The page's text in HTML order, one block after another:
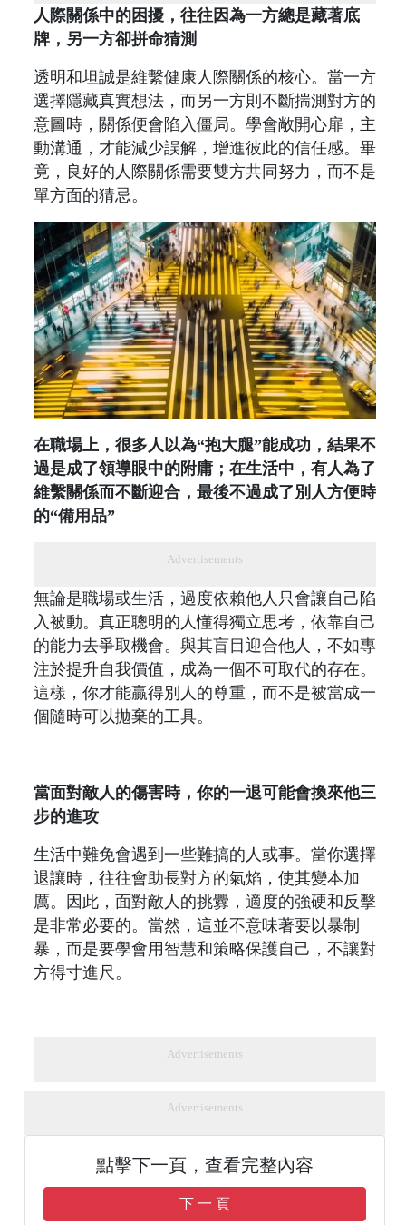
人際關係中的困擾，往往因為一方總是藏著底
牌，另一方卻拼命猜測
透明和坦誠是維繫健康人際關係的核心。當一方
選擇隱藏真實想法，而另一方則不斷揣測對方的
意圖時，關係便會陷入僵局。學會敞開心扉，主
動溝通，才能減少誤解，增進彼此的信任感。畢
竟，良好的人際關係需要雙方共同努力，而不是
單方面的猜忌。
在職場上，很多人以為“抱大腿”能成功，結果不
過是成了領導眼中的附庸；在生活中，有人為了
維繫關係而不斷迎合，最後不過成了別人方便時
的“備用品”
Advertisements
無論是職場或生活，過度依賴他人只會讓自己陷
入被動。真正聰明的人懂得獨立思考，依靠自己
的能力去爭取機會。與其盲目迎合他人，不如專
注於提升自我價值，成為一個不可取代的存在。
這樣，你才能贏得別人的尊重，而不是被當成一
個隨時可以拋棄的工具。
當面對敵人的傷害時，你的一退可能會換來他三
步的進攻
生活中難免會遇到一些難搞的人或事。當你選擇
退讓時，往往會助長對方的氣焰，使其變本加
厲。因此，面對敵人的挑釁，適度的強硬和反擊
是非常必要的。當然，這並不意味著要以暴制
暴，而是要學會用智慧和策略保護自己，不讓對
方得寸進尺。
Advertisements
Advertisements
點擊下一頁，查看完整內容
下 一 頁